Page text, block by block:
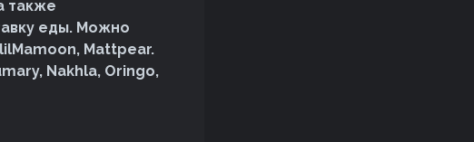
также
еды. Можно
Mattpear.
Nakhla, Oringo,